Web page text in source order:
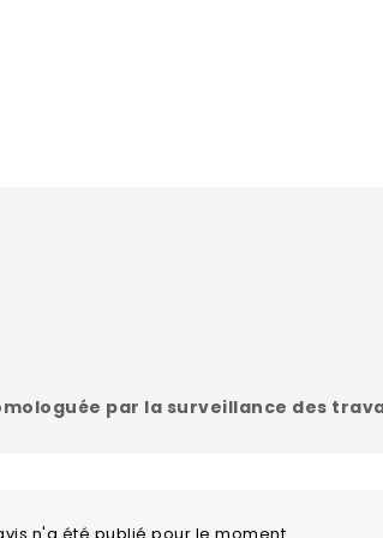
par la surveillance des